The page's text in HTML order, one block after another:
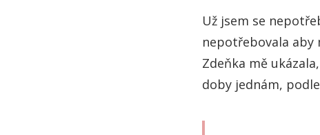
Už jsem se
nepotřebovala aby
Zdeňka mě
doby jednám,